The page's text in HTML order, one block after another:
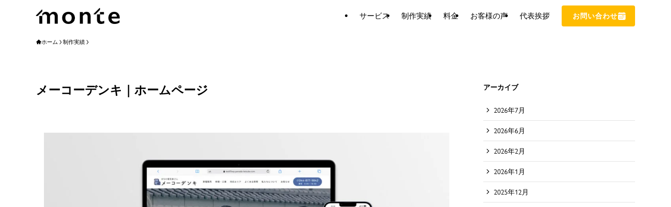
サービス 制作実績 料金 お客様の声 代表挨拶 お問い合わせ
ホーム 制作実績
メーコーデンキ｜ホームページ アーカイブ
2026年7月
2026年6月
2026年2月
2026年1月
2025年12月